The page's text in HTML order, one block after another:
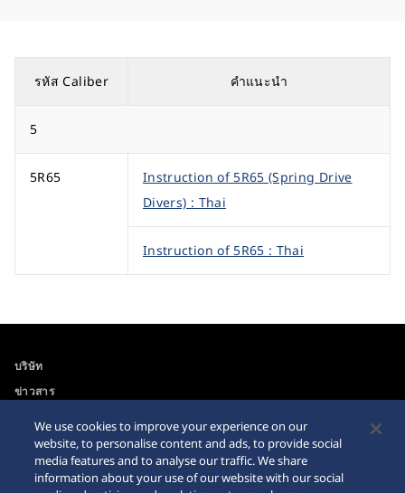
รหัส Caliber คำแนะนำ
5
5R65
Instruction of 5R65 (Spring Drive
Divers) : Thai
Instruction of 5R65 : Thai
บริษัท
ข่าวสาร
ความสามารถในการเข้าถึง
คำเตือนเกี่ยวกับการซื้อ
นาฬิกาบนอินเตอร์เนท
We use cookies to improve your experience on our
website, to personalise content and ads, to provide social
media features and to analyse our traffic. We share
information about your use of our website with our social